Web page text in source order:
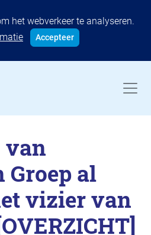
het webverkeer te analyseren.
Accepteer
van
Groep al
vizier van